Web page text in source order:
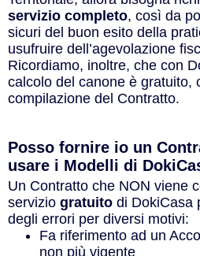
servizio completo, così da
sicuri del buon esito della
usufruire dell’agevolazione
Ricordiamo, inoltre, che con
calcolo del canone è gratuito,
compilazione del Contratto.
Posso fornire io un
usare i Modelli di
Un Contratto che NON viene
servizio gratuito di DokiCasa
degli errori per diversi motivi:
Fa riferimento ad un
non più vigente